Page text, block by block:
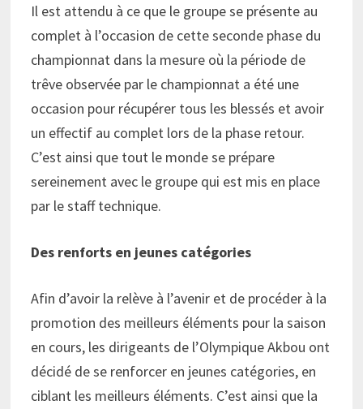
Il est attendu à ce que le groupe se présente au
complet à l’occasion de cette seconde phase du
championnat dans la mesure où la période de
trêve observée par le championnat a été une
occasion pour récupérer tous les blessés et avoir
un effectif au complet lors de la phase retour.
C’est ainsi que tout le monde se prépare
sereinement avec le groupe qui est mis en place
par le staff technique.
Des renforts en jeunes catégories
Afin d’avoir la relève à l’avenir et de procéder à la
promotion des meilleurs éléments pour la saison
en cours, les dirigeants de l’Olympique Akbou ont
décidé de se renforcer en jeunes catégories, en
ciblant les meilleurs éléments. C’est ainsi que la